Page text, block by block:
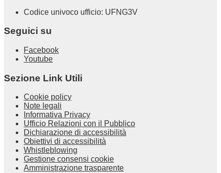
Codice univoco ufficio: UFNG3V
Seguici su
Facebook
Youtube
Sezione Link Utili
Cookie policy
Note legali
Informativa Privacy
Ufficio Relazioni con il Pubblico
Dichiarazione di accessibilità
Obiettivi di accessibilità
Whistleblowing
Gestione consensi cookie
Amministrazione trasparente